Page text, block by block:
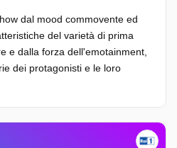
dal mood commovente ed
del varietà di prima
e dalla forza dell'emotainment,
dei protagonisti e le loro